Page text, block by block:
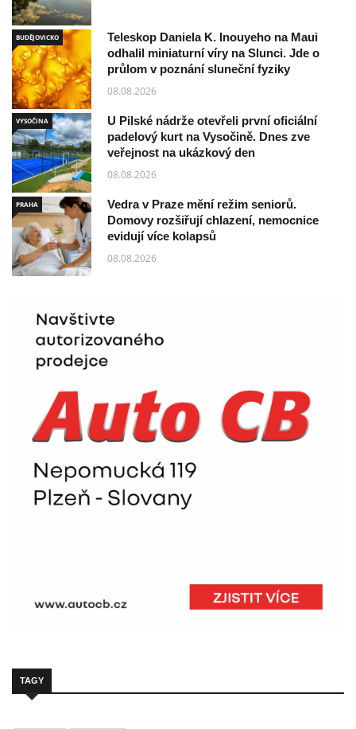
BUDĚJOVICKO
Teleskop Daniela K. Inouyeho na Maui
odhalil miniaturní víry na Slunci. Jde o
průlom v poznání sluneční fyziky
08.08.2026
VYSOČINA
U Pilské nádrže otevřeli první oficiální
padelový kurt na Vysočině. Dnes zve
veřejnost na ukázkový den
08.08.2026
PRAHA
Vedra v Praze mění režim seniorů.
Domovy rozšiřují chlazení, nemocnice
evidují více kolapsů
08.08.2026
TAGY